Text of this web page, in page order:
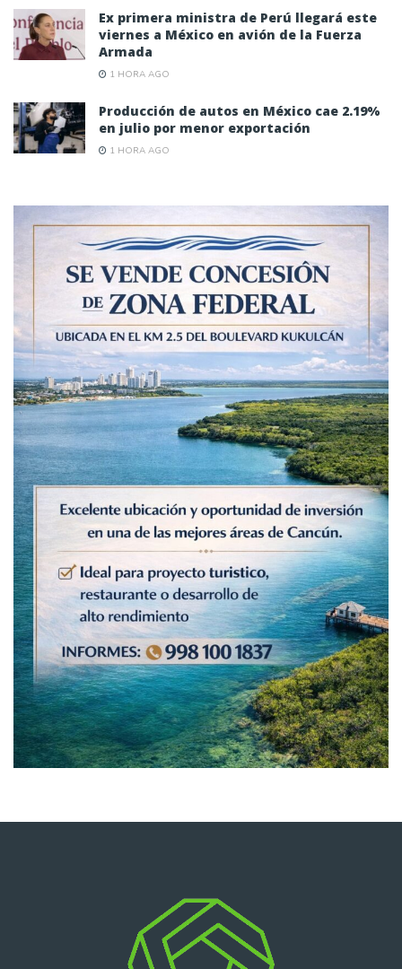
Ex primera ministra de Perú llegará este
viernes a México en avión de la Fuerza
Armada
1 HORA AGO
Producción de autos en México cae 2.19%
en julio por menor exportación
1 HORA AGO